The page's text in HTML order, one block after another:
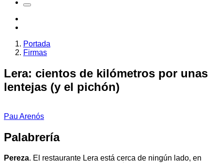
Portada
Firmas
Lera: cientos de kilómetros por unas
lentejas (y el pichón)
Pau Arenós
Palabrería
Pereza. El restaurante Lera está cerca de ningún lado, en